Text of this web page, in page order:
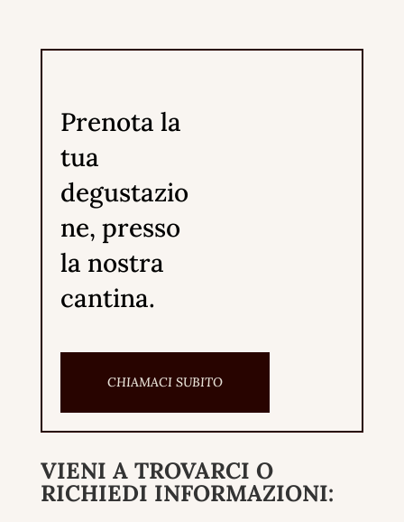
Prenota la
tua
degustazio
ne, presso
la nostra
cantina.
CHIAMACI SUBITO
VIENI A TROVARCI O
RICHIEDI INFORMAZIONI: